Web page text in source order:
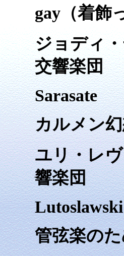
gay（着飾
ジョディ
交響楽団
Sarasate
カルメン
ユリ・レ
響楽団
Lutoslawski
管弦楽の